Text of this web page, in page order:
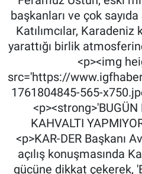
başkanları ve çok
Katılımcılar,
yarattığı birlik
<p><img
src='https://
1761804845-565-
<p><strong>'BUGÜN
KAHVALTI
<p>KAR-DER Başkanı
açılış konuşmasında
gücüne dikkat çekerek,